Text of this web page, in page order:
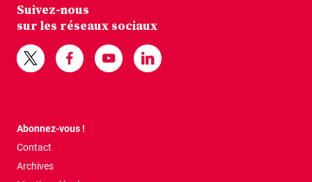
Suivez-nous
sur les réseaux sociaux
Abonnez-vous !
Contact
Archives